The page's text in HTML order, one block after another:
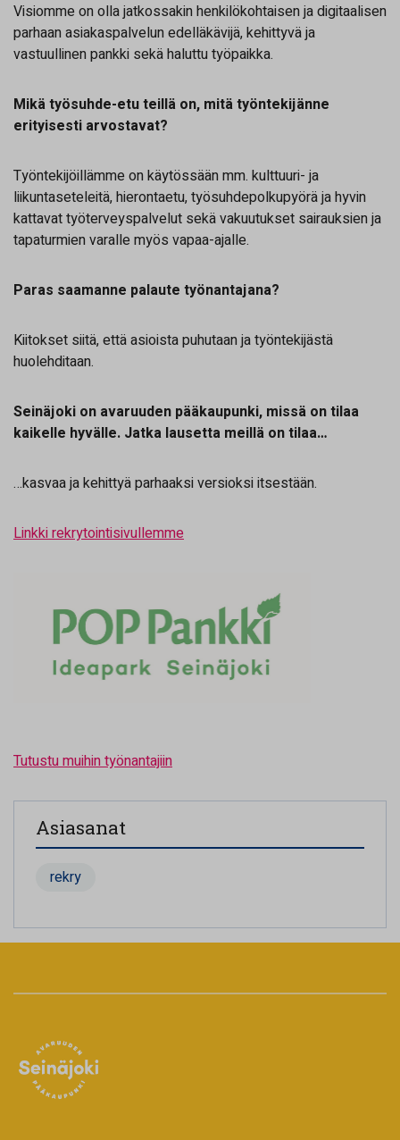
Visiomme on olla jatkossakin henkilökohtaisen ja digitaalisen
parhaan asiakaspalvelun edelläkävijä, kehittyvä ja
vastuullinen pankki sekä haluttu työpaikka.
Mikä työsuhde-etu teillä on, mitä työntekijänne
erityisesti arvostavat?
Työntekijöillämme on käytössään mm. kulttuuri- ja
liikuntaseteleitä, hierontaetu, työsuhdepolkupyörä ja hyvin
kattavat työterveyspalvelut sekä vakuutukset sairauksien ja
tapaturmien varalle myös vapaa-ajalle.
Paras saamanne palaute työnantajana?
Kiitokset siitä, että asioista puhutaan ja työntekijästä
huolehditaan.
Seinäjoki on avaruuden pääkaupunki, missä on tilaa
kaikelle hyvälle. Jatka lausetta meillä on tilaa…
…kasvaa ja kehittyä parhaaksi versioksi itsestään.
Linkki rekrytointisivullemme
Tutustu muihin työnantajiin
Asiasanat
rekry